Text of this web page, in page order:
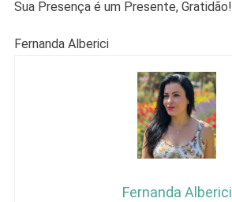
Sua Presença é um Presente, Gratidão!
Fernanda Alberici
Fernanda Alberici